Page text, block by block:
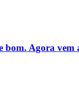
bom. Agora